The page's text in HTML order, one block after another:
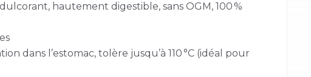
hautement digestible, sans OGM, 100 %
dans l’estomac, tolère jusqu’à 110 °C (idéal pour